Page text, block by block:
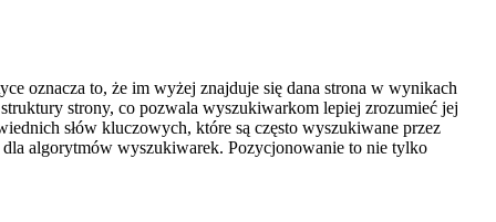
oznacza to, że im wyżej znajduje się dana strona w wynikach
strony, co pozwala wyszukiwarkom lepiej zrozumieć jej
słów kluczowych, które są często wyszukiwane przez
algorytmów wyszukiwarek. Pozycjonowanie to nie tylko